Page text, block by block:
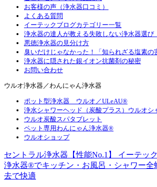
お客様の声（浄水器口コミ）
よくある質問
イーテックブログカテゴリー一覧
浄水器の達人が教える失敗しない浄水器選び
悪徳浄水器の見分け方
臭いだけじゃなかった！「知られざる塩素の
浄水器に隠された銀イオン抗菌剤の秘密
お問い合わせ
ウルオ浄水器／わんにゃん浄水器
ポット型浄水器 ウルオ／ULeAU®
浄水シャワーヘッド（炭酸プラス）ウルオシ
ウルオ炭酸スパタブレット
ペット専用わんにゃん浄水器®
ウルオショップ
セントラル浄水器【性能No.1】 イーテッ
浄水器®でキッチン・お風呂・シャワー全
去で快適